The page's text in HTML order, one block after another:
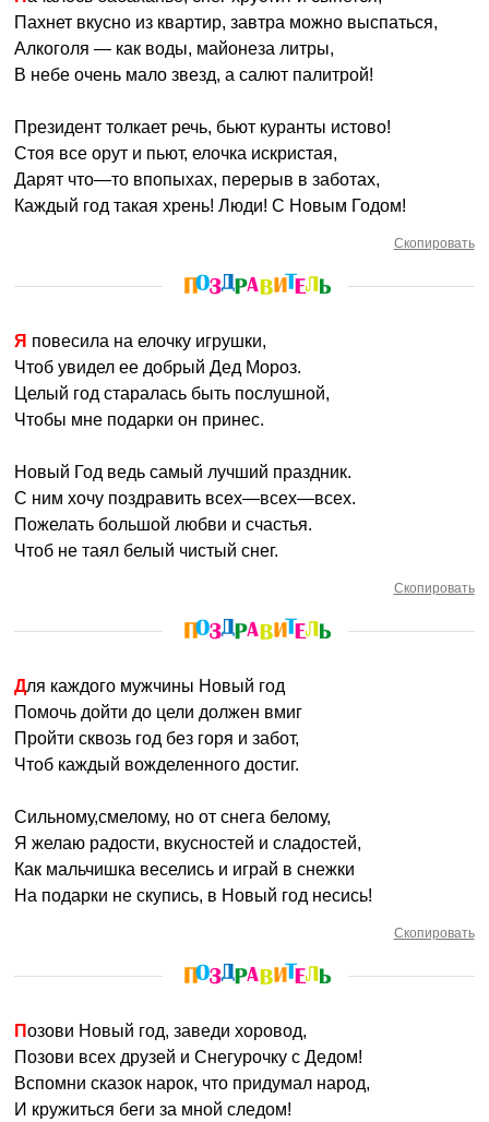
Пахнет вкусно из квартир, завтра можно выспаться,
Алкоголя — как воды, майонеза литры,
В небе очень мало звезд, а салют палитрой!
Президент толкает речь, бьют куранты истово!
Стоя все орут и пьют, елочка искристая,
Дарят что—то впопыхах, перерыв в заботах,
Каждый год такая хрень! Люди! С Новым Годом!
Скопировать
Я повесила на елочку игрушки,
Чтоб увидел ее добрый Дед Мороз.
Целый год старалась быть послушной,
Чтобы мне подарки он принес.
Новый Год ведь самый лучший праздник.
С ним хочу поздравить всех—всех—всех.
Пожелать большой любви и счастья.
Чтоб не таял белый чистый снег.
Скопировать
Для каждого мужчины Новый год
Помочь дойти до цели должен вмиг
Пройти сквозь год без горя и забот,
Чтоб каждый вожделенного достиг.
Сильному,смелому, но от снега белому,
Я желаю радости, вкусностей и сладостей,
Как мальчишка веселись и играй в снежки
На подарки не скупись, в Новый год несись!
Скопировать
Позови Новый год, заведи хоровод,
Позови всех друзей и Снегурочку с Дедом!
Вспомни сказок нарок, что придумал народ,
И кружиться беги за мной следом!